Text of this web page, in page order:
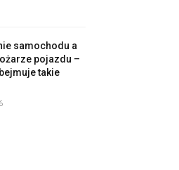
samochodu a
pojazdu –
takie